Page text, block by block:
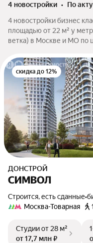
4 новостройки •
по
4 новостройки бизнес
площадью от 22 м² у
ветка) в Москве и МО по
скидка до 12%
ДОНСТРОЙ
СИМВОЛ
Строится, есть сданные•
Москва-Товарная
Студииот 28 м²
от 17,7 млн ₽